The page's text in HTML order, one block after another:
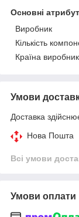
Основні
Виробник
Кількість
Країна виробник
Умови
Доставка
Нова Пошта
Всі умови
Умови оплати